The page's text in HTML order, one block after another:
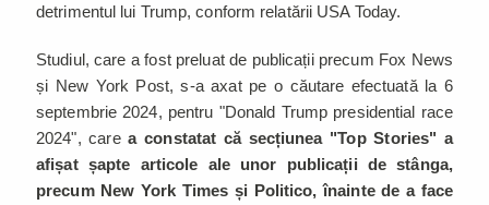
detrimentul lui Trump, conform relatării USA Today.
Studiul, care a fost preluat de publicații precum Fox News
și New York Post, s-a axat pe o căutare efectuată la 6
septembrie 2024, pentru "Donald Trump presidential race
2024", carea constatat că secțiunea "Top Stories" a
afișat șapte articole ale unor publicații de stânga,
precum New York Times și Politico, înainte de a face